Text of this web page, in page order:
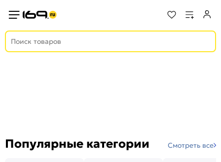
Популярные категории Смотреть все